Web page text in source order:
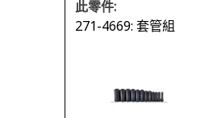
此零件:
271-4669: 套管組